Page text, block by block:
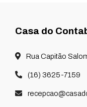
Casa do
Rua Capitão
(16) 3625-7159